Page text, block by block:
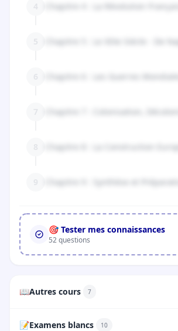
Chapitre 4 : La Révolution
Chapitre 5 : Le XIXe Siècle - De
Chapitre 6 : Les Guerres
Chapitre 7 : Colonisation,
Chapitre 8 : La Construction
Chapitre 9 : Synthèse et
🎯 Tester mes connaissances
52 questions
📖Autres cours 7
📝Examens blancs 10